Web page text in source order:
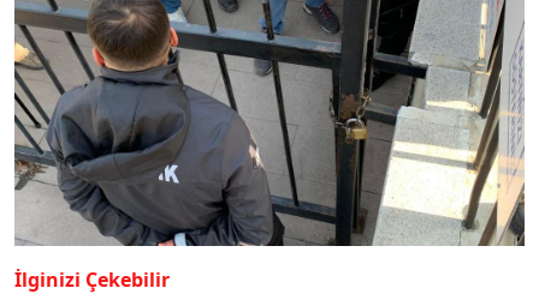
İlginizi Çekebilir